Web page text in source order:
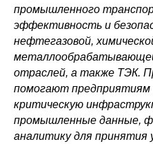
промышленного
эффективность и
нефтегазовой,
отраслей, а также ТЭК.
помогают предприятиям
критическую
промышленные данные,
аналитику для принятия